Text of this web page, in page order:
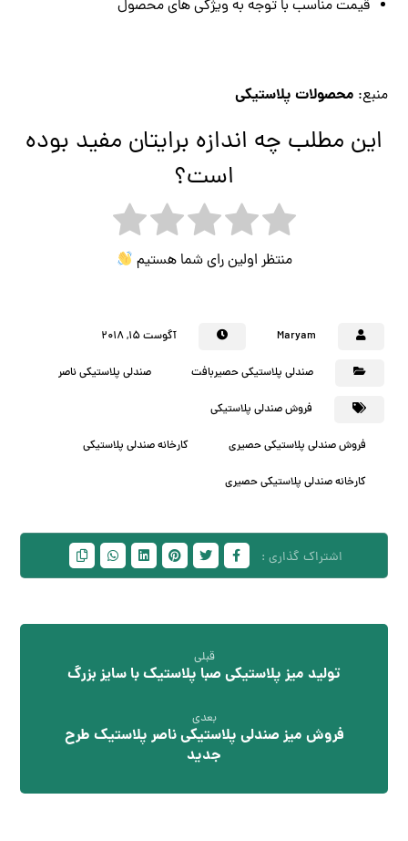
قیمت مناسب با توجه به ویژگی های محصول
منبع: محصولات پلاستیکی
این مطلب چه اندازه برایتان مفید بوده
است؟
منتظر اولین رای شما هستیم
Maryam آگوست ۱۵, ۲۰۱۸
صندلی پلاستیکی حصیربافت صندلی پلاستیکی ناصر
فروش صندلی پلاستیکی
فروش صندلی پلاستیکی حصیری کارخانه صندلی پلاستیکی
کارخانه صندلی پلاستیکی حصیری
قبلی
تولید میز پلاستیکی صبا پلاستیک با سایز بزرگ
بعدی
فروش میز صندلی پلاستیکی ناصر پلاستیک طرح
جدید